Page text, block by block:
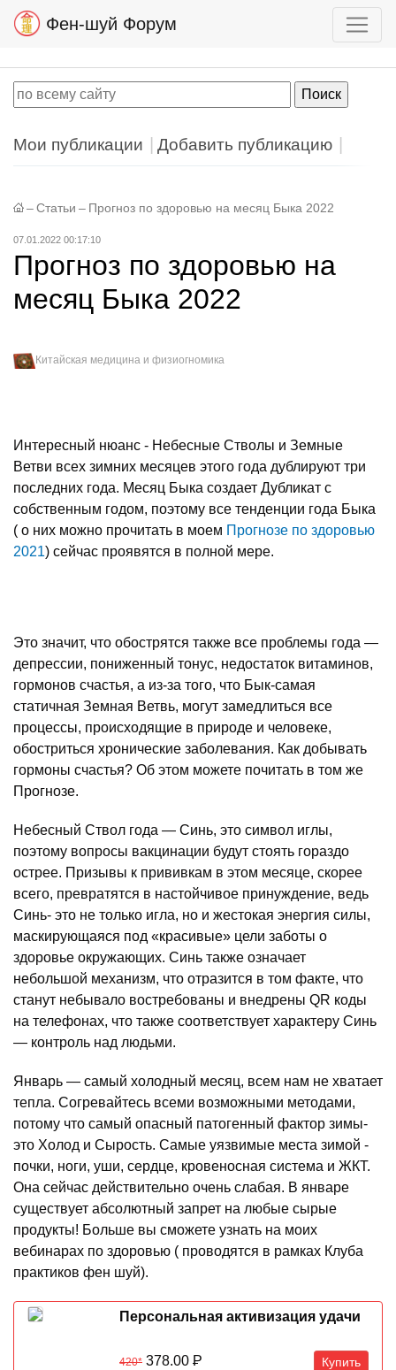
Фен-шуй Форум
Мои публикации Добавить публикацию
– Статьи – Прогноз по здоровью на месяц Быка 2022
07.01.2022 00:17:10
Прогноз по здоровью на
месяц Быка 2022
Китайская медицина и физиогномика
Интересный нюанс - Небесные Стволы и Земные
Ветви всех зимних месяцев этого года дублируют три
последних года. Месяц Быка создает Дубликат с
собственным годом, поэтому все тенденции года Быка
( о них можно прочитать в моем Прогнозе по здоровью
2021) сейчас проявятся в полной мере.
Это значит, что обострятся также все проблемы года —
депрессии, пониженный тонус, недостаток витаминов,
гормонов счастья, а из-за того, что Бык-самая
статичная Земная Ветвь, могут замедлиться все
процессы, происходящие в природе и человеке,
обостриться хронические заболевания. Как добывать
гормоны счастья? Об этом можете почитать в том же
Прогнозе.
Небесный Ствол года — Синь, это символ иглы,
поэтому вопросы вакцинации будут стоять гораздо
острее. Призывы к прививкам в этом месяце, скорее
всего, превратятся в настойчивое принуждение, ведь
Синь- это не только игла, но и жестокая энергия силы,
маскирующаяся под «красивые» цели заботы о
здоровье окружающих. Синь также означает
небольшой механизм, что отразится в том факте, что
станут небывало востребованы и внедрены QR коды
на телефонах, что также соответствует характеру Синь
— контроль над людьми.
Январь — самый холодный месяц, всем нам не хватает
тепла. Согревайтесь всеми возможными методами,
потому что самый опасный патогенный фактор зимы-
это Холод и Сырость. Самые уязвимые места зимой -
почки, ноги, уши, сердце, кровеносная система и ЖКТ.
Она сейчас действительно очень слабая. В январе
существует абсолютный запрет на любые сырые
продукты! Больше вы сможете узнать на моих
вебинарах по здоровью ( проводятся в рамках Клуба
практиков фен шуй).
Персональная активизация удачи
420* 378.00 Р Купить